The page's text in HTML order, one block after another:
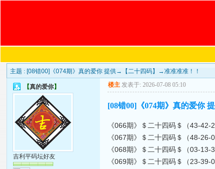
主题 : [08错00]《074期》真的爱你 提供→【二十四码】→准准准准！！
【真的爱你】
吉利平码坛好友
楼主 发表于: 2026-07-08 05:10
[08错00]《074期》真的爱你
《066期》＄二十四码＄（43-
《067期》＄二十四码＄（48-
《068期》＄二十四码＄（03-
《069期》＄二十四码＄（23-